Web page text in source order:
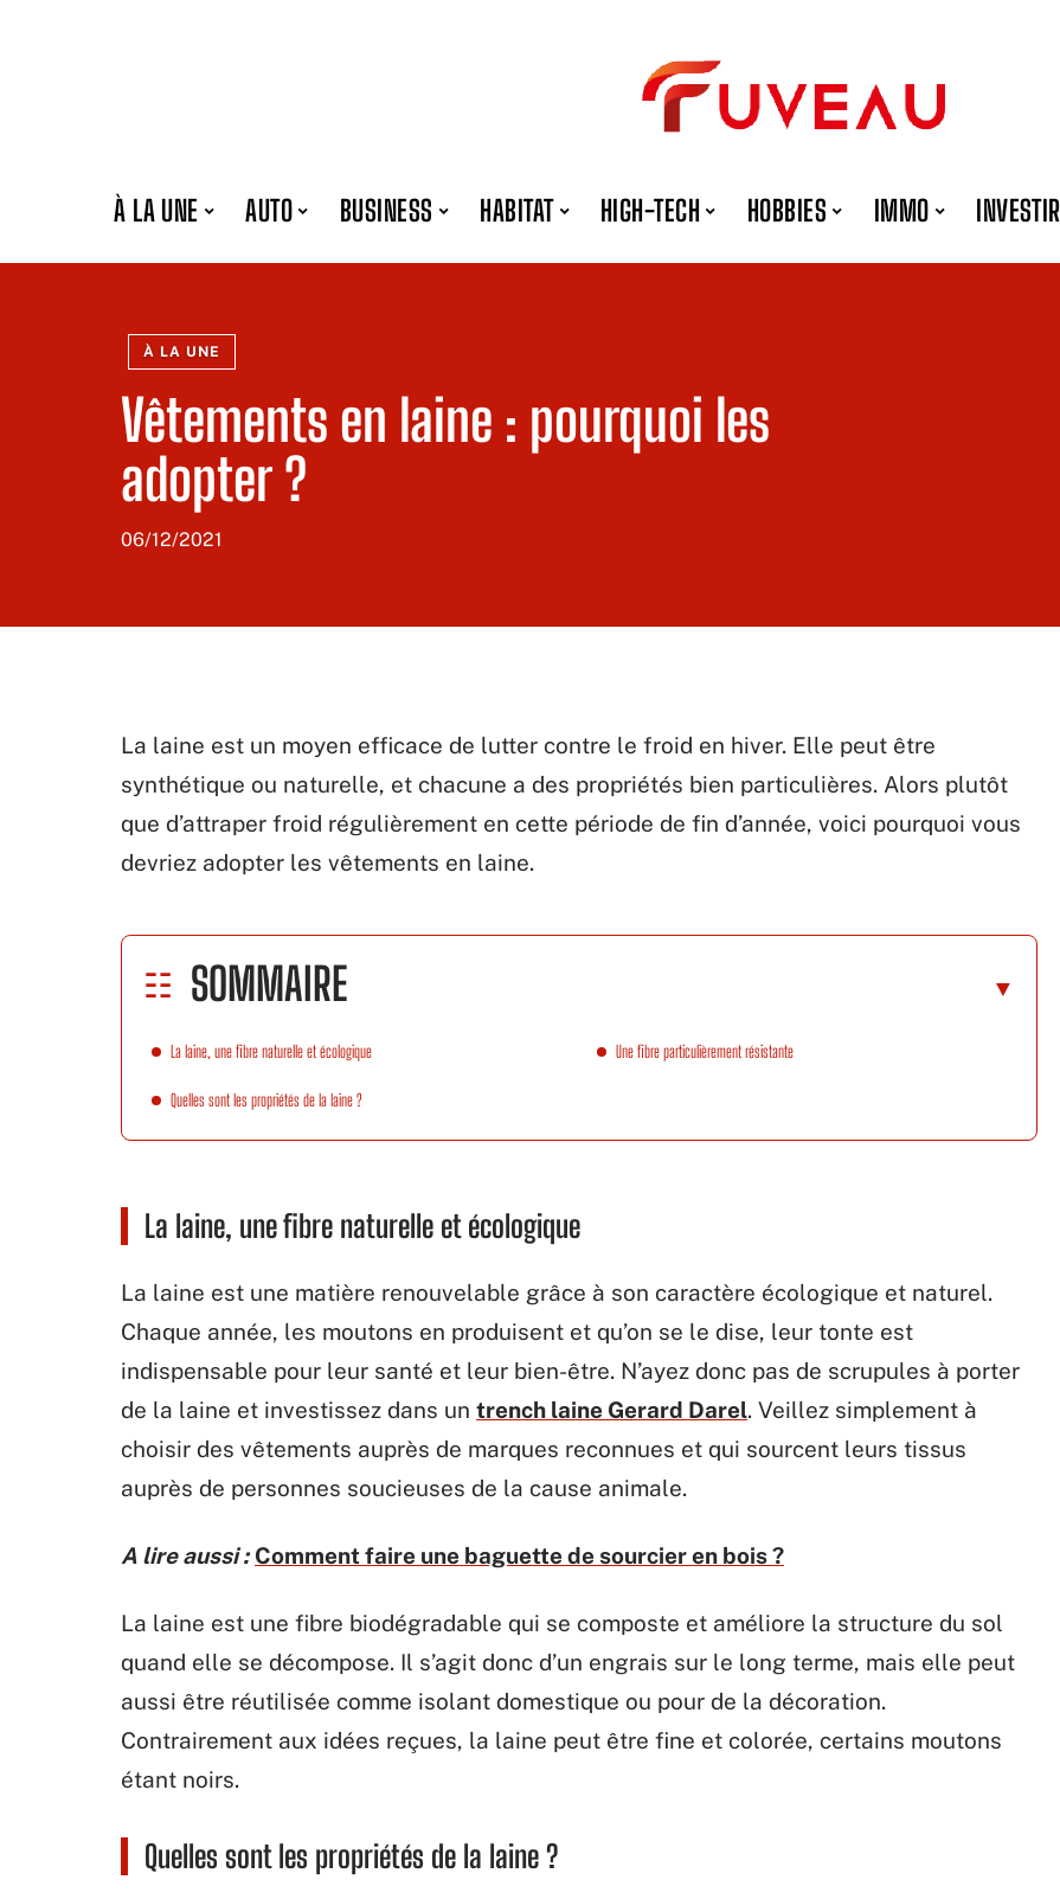
À LA UNE AUTO BUSINESS HABITAT HIGH-TECH HOBBIES IMMO INVESTIR
À LA UNE
Vêtements en laine : pourquoi les
adopter ?
06/12/2021
La laine est un moyen efficace de lutter contre le froid en hiver. Elle peut être
synthétique ou naturelle, et chacune a des propriétés bien particulières. Alors plutôt
que d’attraper froid régulièrement en cette période de fin d’année, voici pourquoi vous
devriez adopter les vêtements en laine.
SOMMAIRE
La laine, une fibre naturelle et écologique
Quelles sont les propriétés de la laine ?
Une fibre particulièrement résistante
La laine, une fibre naturelle et écologique
La laine est une matière renouvelable grâce à son caractère écologique et naturel.
Chaque année, les moutons en produisent et qu’on se le dise, leur tonte est
indispensable pour leur santé et leur bien-être. N’ayez donc pas de scrupules à porter
de la laine et investissez dans un trench laine Gerard Darel. Veillez simplement à
choisir des vêtements auprès de marques reconnues et qui sourcent leurs tissus
auprès de personnes soucieuses de la cause animale.
A lire aussi : Comment faire une baguette de sourcier en bois ?
La laine est une fibre biodégradable qui se composte et améliore la structure du sol
quand elle se décompose. Il s’agit donc d’un engrais sur le long terme, mais elle peut
aussi être réutilisée comme isolant domestique ou pour de la décoration.
Contrairement aux idées reçues, la laine peut être fine et colorée, certains moutons
étant noirs.
Quelles sont les propriétés de la laine ?